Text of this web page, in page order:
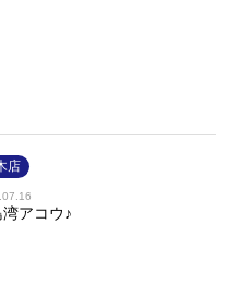
店
湾アコウ♪